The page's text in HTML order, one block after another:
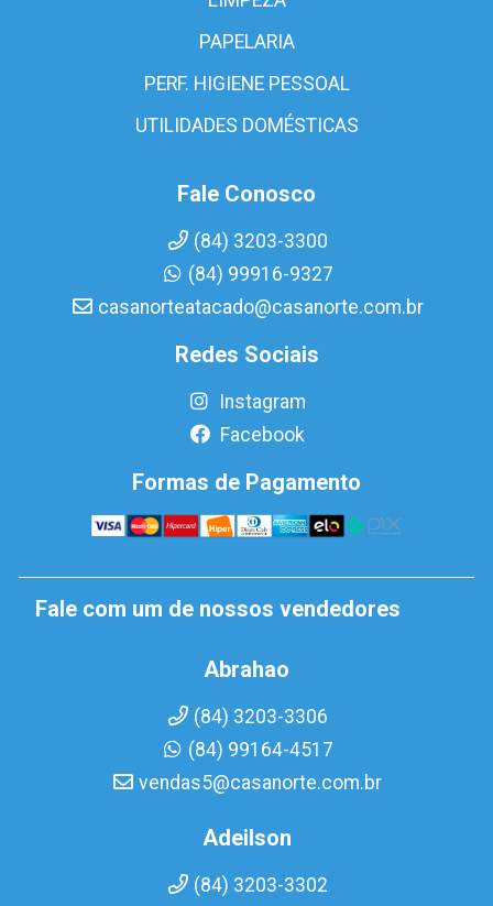
PAPELARIA
PERF. HIGIENE PESSOAL
UTILIDADES DOMÉSTICAS
Fale Conosco
(84) 3203-3300
(84) 99916-9327
casanorteatacado@casanorte.com.br
Redes Sociais
Instagram
Facebook
Formas de Pagamento
Fale com um de nossos vendedores
Abrahao
(84) 3203-3306
(84) 99164-4517
vendas5@casanorte.com.br
Adeilson
(84) 3203-3302